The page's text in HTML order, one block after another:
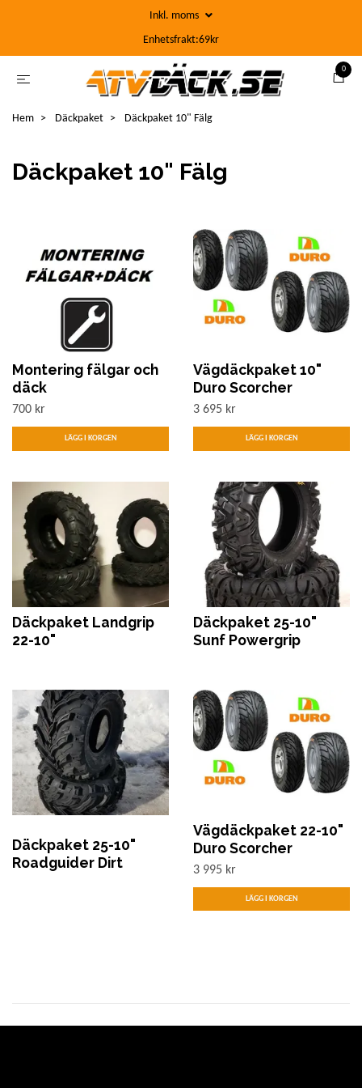
Inkl. moms
Enhetsfrakt:69kr
0
Hem Däckpaket Däckpaket 10" Fälg
Däckpaket 10" Fälg
Montering fälgar och
däck
700 kr
Vägdäckpaket 10"
Duro Scorcher
3 695 kr
Däckpaket Landgrip
22-10"
Däckpaket 25-10"
Sunf Powergrip
Däckpaket 25-10"
Roadguider Dirt
Vägdäckpaket 22-10"
Duro Scorcher
3 995 kr